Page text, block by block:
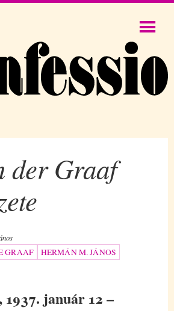
der Graaf
GRAAF
HERMÁN M. JÁNOS
január 12 –